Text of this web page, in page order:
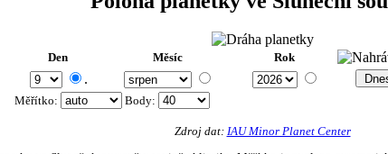
Den Měsíc Rok
.
Měřítko: Body:
Zdroj dat: IAU Minor Planet Center